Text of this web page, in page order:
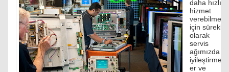
daha hızlı
hizmet
verebilmek
için sürekli
olarak
servis
ağımızda
iyileştirmel
er ve